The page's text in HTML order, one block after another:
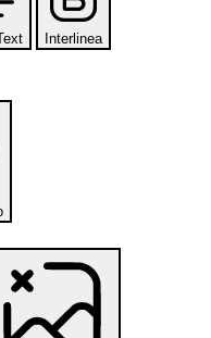
Interlinea